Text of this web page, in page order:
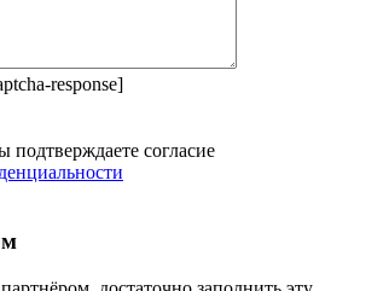
response]
подтверждаете согласие